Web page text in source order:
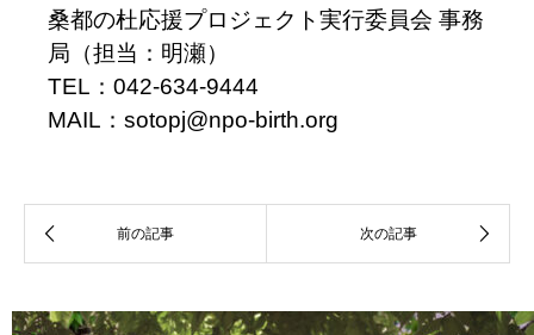
桑都の杜応援プロジェクト実行委員会 事務
局（担当：明瀬）
TEL：042-634-9444
MAIL：sotopj@npo-birth.org